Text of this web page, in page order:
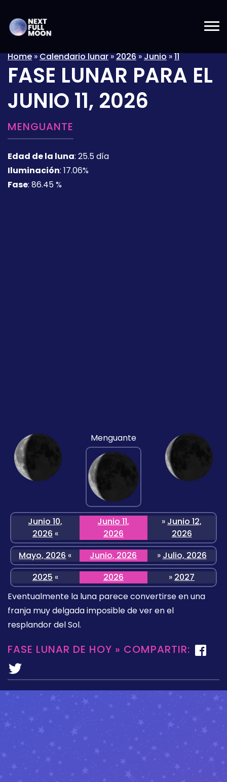
Home»Calendario lunar»2026»Junio»11
FASE LUNAR PARA EL
JUNIO 11, 2026
MENGUANTE
Edad de la luna: 25.5 día
Iluminación: 17.06%
Fase: 86.45 %
Menguante
Junio 10,
2026 «
Junio 11,
2026
» Junio 12,
2026
Mayo, 2026 « Junio, 2026 » Julio, 2026
2025 « 2026 » 2027
Eventualmente la luna parece convertirse en una
franja muy delgada imposible de ver en el
resplandor del Sol.
FASE LUNAR DE HOY » COMPARTIR: